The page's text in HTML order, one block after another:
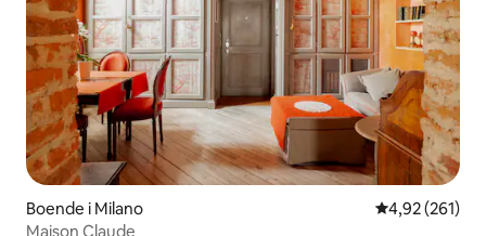
Boende i Milano 4,92 av 5 i
4,92 (261)
Maison Claude